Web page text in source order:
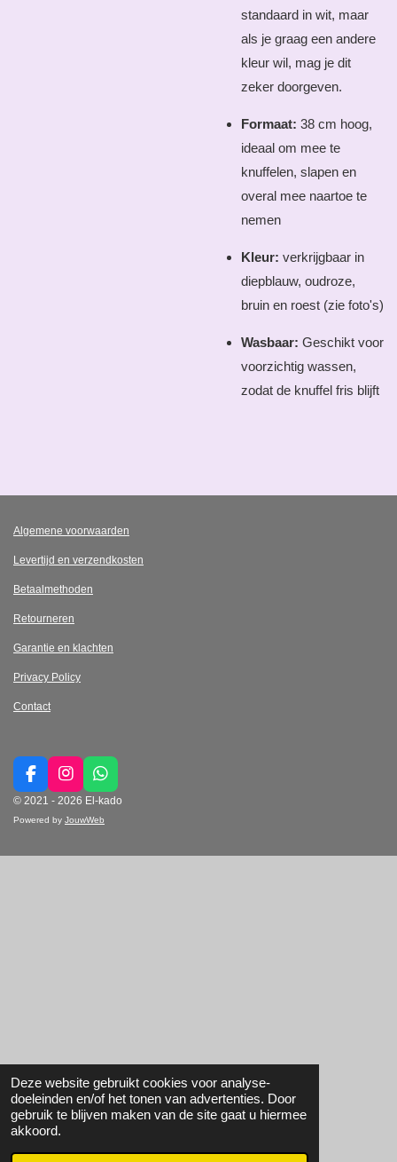
Deze website gebruikt cookies voor analyse-
doeleinden en/of het tonen van advertenties. Door
gebruik te blijven maken van de site gaat u hiermee
akkoord.
standaard in wit, maar
als je graag een andere
kleur wil, mag je dit
zeker doorgeven.
Formaat: 38 cm hoog,
ideaal om mee te
knuffelen, slapen en
overal mee naartoe te
nemen
Kleur: verkrijgbaar in
diepblauw, oudroze,
bruin en roest (zie foto's)
Wasbaar: Geschikt voor
voorzichtig wassen,
zodat de knuffel fris blijft
Algemene voorwaarden
Levertijd en verzendkosten
Betaalmethoden
Retourneren
Garantie en klachten
Privacy Policy
Contact
F
a
o
I
n
t
g
W
h
t
A
© 2021 - 2026 El-kado
Powered by JouwWeb